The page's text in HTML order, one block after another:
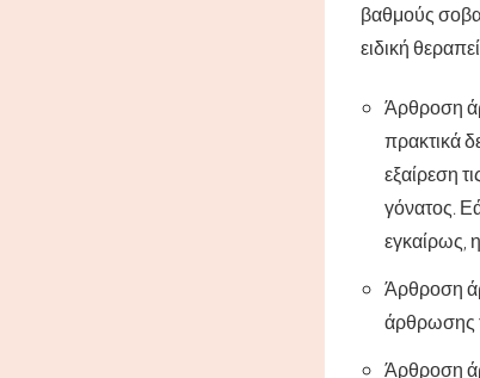
βαθμούς
ειδική
Άρθροση
πρακτικά
εξαίρεση
γόνατος.
εγκαίρως,
Άρθροση
άρθρωσης
Άρθροση